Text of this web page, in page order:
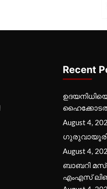
Recent
August 4,
August 4,
ബാബറി
എംഎസ്